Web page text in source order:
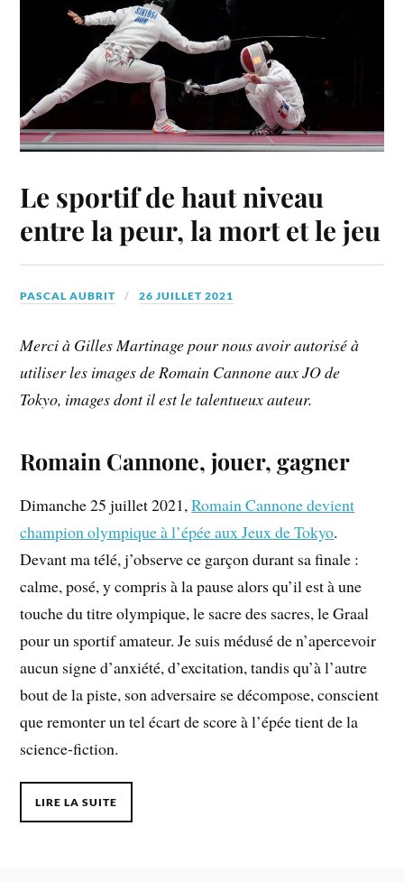
Le sportif de haut niveau
entre la peur, la mort et le jeu
PASCAL AUBRIT 26 JUILLET 2021
Merci à Gilles Martinage pour nous avoir autorisé à
utiliser les images de Romain Cannone aux JO de
Tokyo, images dont il est le talentueux auteur.
Romain Cannone, jouer, gagner
Dimanche 25 juillet 2021,Romain Cannone devient
champion olympique à l’épée aux Jeux de Tokyo.
Devant ma télé, j’observe ce garçon durant sa finale :
calme, posé, y compris à la pause alors qu’il est à une
touche du titre olympique, le sacre des sacres, le Graal
pour un sportif amateur. Je suis médusé de n’apercevoir
aucun signe d’anxiété, d’excitation, tandis qu’à l’autre
bout de la piste, son adversaire se décompose, conscient
que remonter un tel écart de score à l’épée tient de la
science-fiction.
LIRE LA SUITE